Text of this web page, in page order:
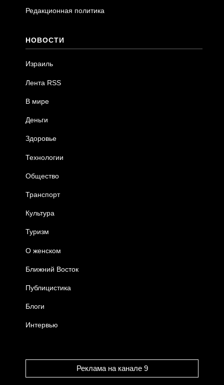
Редакционная политика
НОВОСТИ
Израиль
Лента RSS
В мире
Деньги
Здоровье
Технологии
Общество
Транспорт
Культура
Туризм
О женском
Ближний Восток
Публицистика
Блоги
Интервью
Реклама на канале 9